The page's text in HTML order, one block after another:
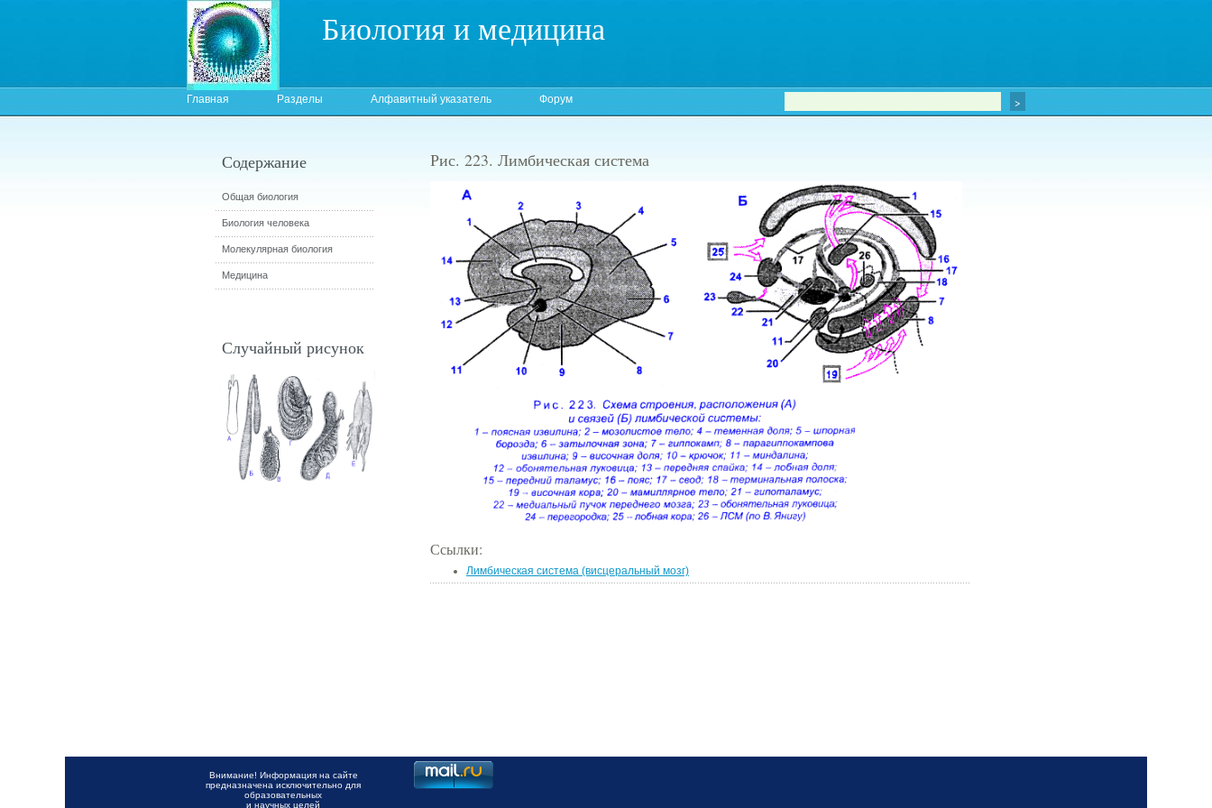
Биология и медицина
Главная Разделы Алфавитный указатель Форум
Рис. 223. Лимбическая система
Ссылки:
Лимбическая система (висцеральный мозг)
Содержание
Общая биология
Биология человека
Молекулярная биология
Медицина
Случайный рисунок
Внимание! Информация на сайте
предназначена исключительно для
образовательных
и научных целей